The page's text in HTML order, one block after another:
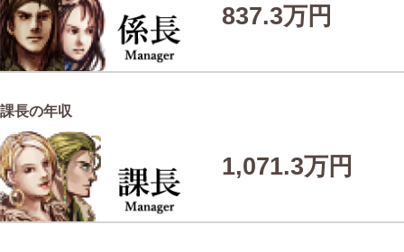
837.3万円
課長の年収
1,071.3万円